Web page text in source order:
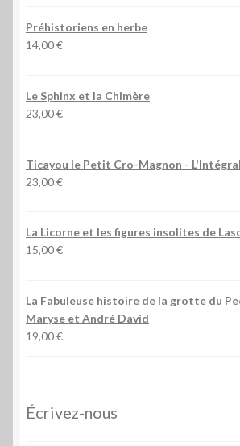
Préhistoriens en herbe
14,00€
Le Sphinx et la Chimère
23,00€
Ticayou le Petit Cro-Magnon -
23,00€
La Licorne et les figures insolites de
15,00€
La Fabuleuse histoire de la grotte du
Maryse et André David
19,00€
Écrivez-nous